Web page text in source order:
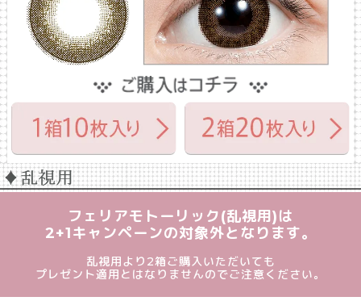
フェリアモトーリック(乱視用)は
2+1キャンペーンの対象外となります。
乱視用より2箱ご購入いただいても
プレゼント適用とはなりませんのでご注意ください。